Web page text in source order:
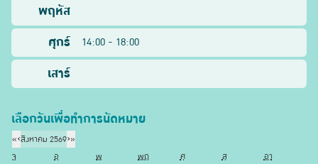
พฤหัส
ศุกร์
14:00 - 18:00
เสาร์
เลือกวันเพื่อทำการนัดหมาย
«‹สิงหาคม 2569›»
จ
อ พ พฤ ศ ส
อา